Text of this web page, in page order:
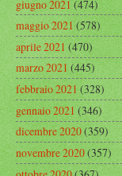
giugno 2021(474)
maggio 2021(578)
aprile 2021(470)
marzo 2021(445)
febbraio 2021(328)
gennaio 2021(346)
dicembre 2020(359)
novembre 2020(357)